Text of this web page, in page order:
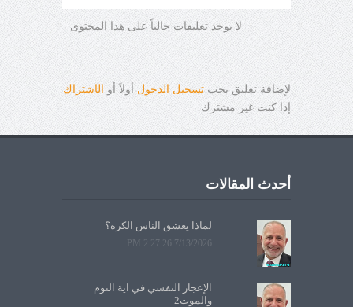
لا يوجد تعليقات حالياً على هذا المحتوى
لإضافة تعليق يجبتسجيل الدخول أولاً أو الاشتراك
إذا كنت غير مشترك
أحدث المقالات
لماذا يعشق الناس الكرة؟
7/13/2026 2:27:26 PM
الإعجاز النفسي في آية النوم
والموت2